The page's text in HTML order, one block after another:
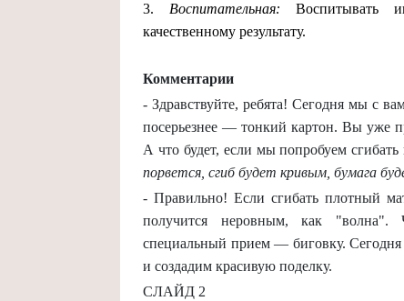
3. Воспитательная: Воспитывать
качественному результату.
Комментарии
- Здравствуйте, ребята! Сегодня мы с
посерьезнее — тонкий картон. Вы уже
А что будет, если мы попробуем
порвется, сгиб будет кривым, бумага
- Правильно! Если сгибать плотный
получится неровным, как "волна".
специальный прием — биговку.
и создадим красивую поделку.
СЛАЙД 2